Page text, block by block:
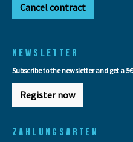
Cancel contract
NEWSLETTER
Subscribe to the newsletter and get a
Register now
ZAHLUNGSARTEN